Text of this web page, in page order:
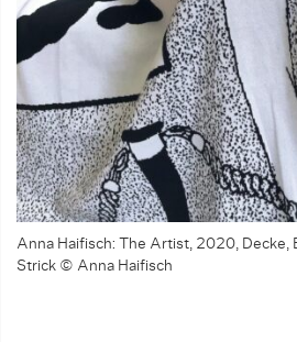
Anna Haifisch: The Artist, 2020, Decke,
Strick © Anna Haifisch